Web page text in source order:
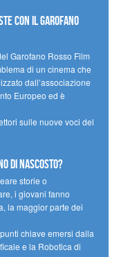
con il Garofano
Garofano Rosso Film
di un cinema che
dall’associazione
Europeo ed è
sulle nuove voci del
di nascosto?
storie o
i giovani fanno
la maggior parte dei
chiave emersi dalla
e la Robotica di